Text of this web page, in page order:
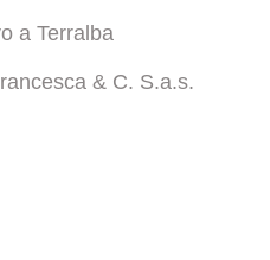
a Terralba
& C. S.a.s.